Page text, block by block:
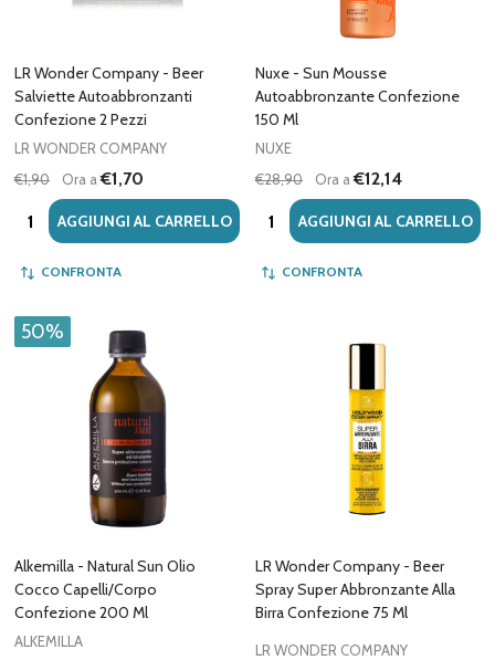
LR Wonder Company - Beer
Salviette Autoabbronzanti
Confezione 2 Pezzi
LR WONDER COMPANY
€1,90
Ora a€1,70
Quantità:AGGIUNGI AL CARRELLO
CONFRONTA
Nuxe - Sun Mousse
Autoabbronzante Confezione
150 Ml
NUXE
€28,90
Ora a€12,14
Quantità:AGGIUNGI AL CARRELLO
CONFRONTA
50%
Alkemilla - Natural Sun Olio
Cocco Capelli/Corpo
Confezione 200 Ml
ALKEMILLA
LR Wonder Company - Beer
Spray Super Abbronzante Alla
Birra Confezione 75 Ml
LR WONDER COMPANY